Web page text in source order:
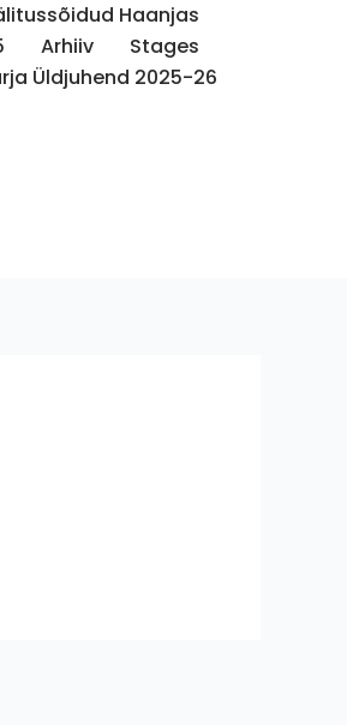
Haanjas
Arhiiv
Stages
Üldjuhend 2025-26